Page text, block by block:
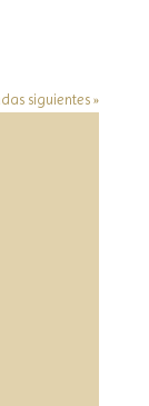
siguientes »